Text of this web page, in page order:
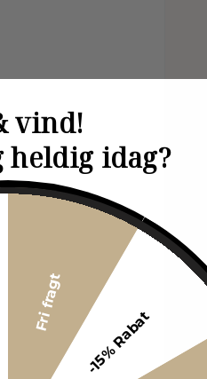
vind!
heldig idag?
Fri fragt
-15% Rabat